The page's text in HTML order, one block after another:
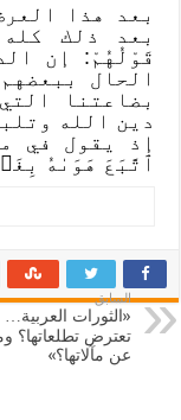
بعد هذا
بعد ذلك
قَوْلُهُمْ: إن
الحال
بضاعتنا
دين الله
إذ يقول في
ٱتَّبَعَ هَوَىٰهُ
السابق
«الثورات العربية…
تعترض تطلعاتها؟
عن مآلاتها؟»